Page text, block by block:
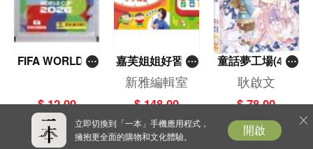
FIFA WORLD C
包）
$ 12.00
嘉芙姐姐好習慣
兒歌小手機
新雅編輯室
$ 148.00
童話夢工場(40)
——織女下凡結
奇緣
耿啟文
$ 78.00
立即切換到「一本」手機應用程式，
擁抱更全面的購物和文化體驗。
開啟